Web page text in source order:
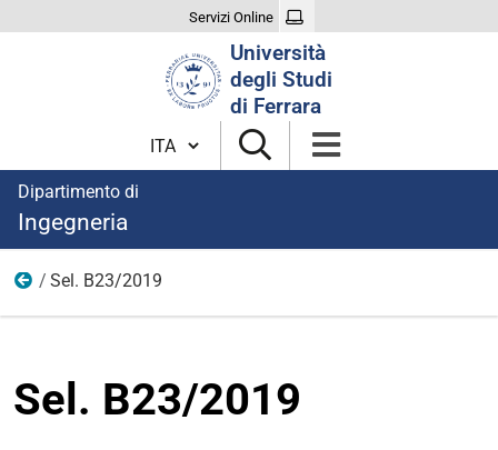
Servizi Online
Università
degli Studi
di Ferrara
Cambia lingua
Dipartimento di
Ingegneria
2019
Sel. B23/2019
Sel. B23/2019